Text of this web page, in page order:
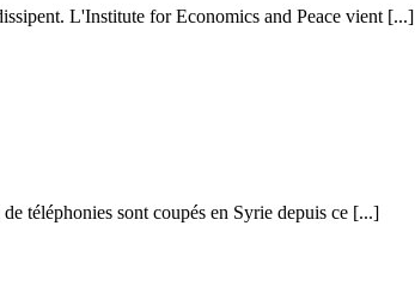
L'Institute for Economics and Peace vient [...]
téléphonies sont coupés en Syrie depuis ce [...]